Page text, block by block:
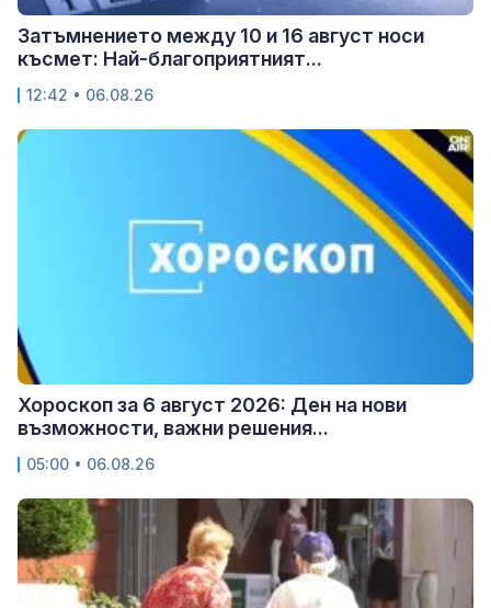
Затъмнението между 10 и 16 август носи
късмет: Най-благоприятният...
12:42 • 06.08.26
Хороскоп за 6 август 2026: Ден на нови
възможности, важни решения...
05:00 • 06.08.26